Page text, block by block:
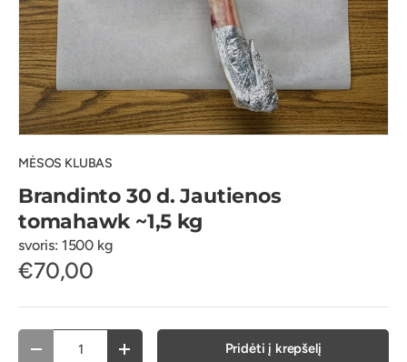
MĖSOS KLUBAS
Brandinto 30 d. Jautienos
tomahawk ~1,5 kg
svoris: 1500 kg
€70,00
Atimti Pridėti Pridėti į krepšelį